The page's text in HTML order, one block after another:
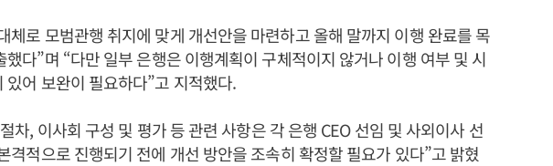
체로 모범관행 취지에 맞게 개선안을 마련하고 올해 말까지 이행 완료를 목
했다”며 “다만 일부 은행은 이행계획이 구체적이지 않거나 이행 여부 및 시
있어 보완이 필요하다”고 지적했다.
차, 이사회 구성 및 평가 등 관련 사항은 각 은행 CEO 선임 및 사외이사 선
격적으로 진행되기 전에 개선 방안을 조속히 확정할 필요가 있다”고 밝혔